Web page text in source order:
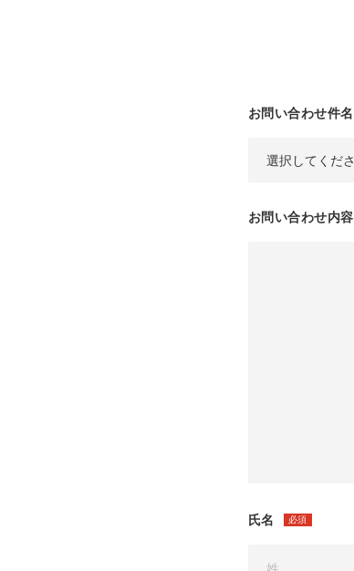
お問い合わせ件名
お問い合わせ内容
氏名 必須